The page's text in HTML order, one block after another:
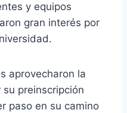
y equipos
gran interés por
aprovecharon la
preinscripción
paso en su camino